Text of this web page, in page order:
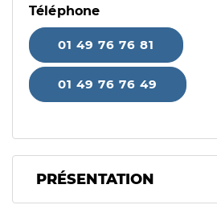
Téléphone
01 49 76 76 81
01 49 76 76 49
PRÉSENTATION